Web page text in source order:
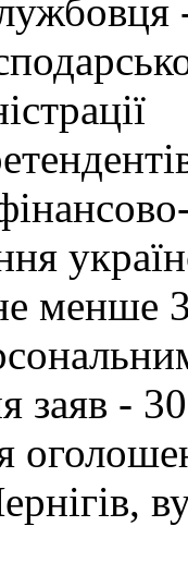
-
менше
заяв -